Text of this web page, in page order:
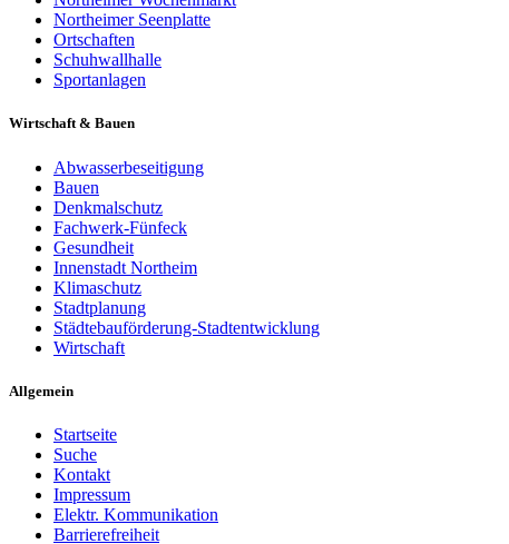
Northeimer Seenplatte
Ortschaften
Schuhwallhalle
Sportanlagen
Wirtschaft & Bauen
Abwasserbeseitigung
Bauen
Denkmalschutz
Fachwerk-Fünfeck
Gesundheit
Innenstadt Northeim
Klimaschutz
Stadtplanung
Städtebauförderung-Stadtentwicklung
Wirtschaft
Allgemein
Startseite
Suche
Kontakt
Impressum
Elektr. Kommunikation
Barrierefreiheit